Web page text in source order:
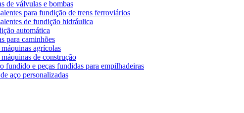
de válvulas e bombas
para fundição de trens ferroviários
de fundição hidráulica
automática
para caminhões
agrícolas
de construção
fundido e peças fundidas para empilhadeiras
aço personalizadas